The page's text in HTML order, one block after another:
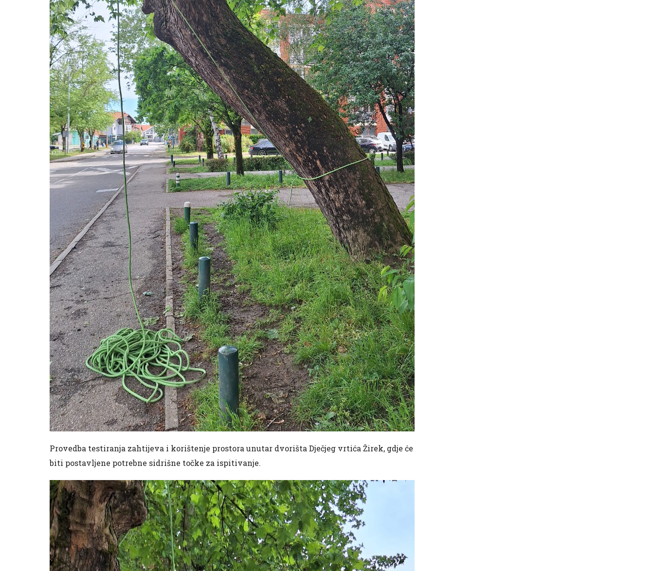
Provedba testiranja zahtijeva i korištenje prostora unutar dvorišta Dječjeg vrtića Žirek, gdje će
biti postavljene potrebne sidrišne točke za ispitivanje.